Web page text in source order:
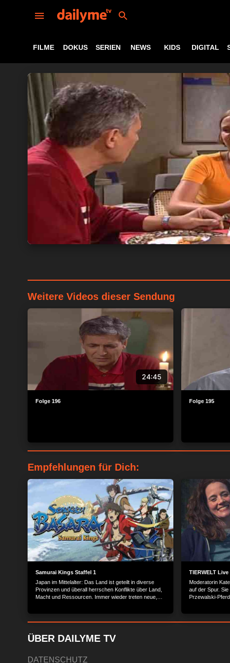
FILME DOKUS SERIEN NEWS KIDS DIGITAL
Weitere Videos dieser Sendung
24:45
Folge 196 Folge 195
Empfehlungen für Dich:
Samurai Kings Staffel 1
Japan im Mittelalter: Das Land ist geteilt in diverse
Provinzen und überall herrschen Konflikte über Land,
Macht und Ressourcen. Immer wieder treten neue,
TIERWELT
Moderatorin
auf der Spur.
Przewalski-
ÜBER DAILYME TV
DATENSCHUTZ